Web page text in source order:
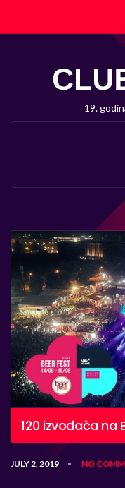
19.
120 izvođača na
JULY 2, 2019 • NO